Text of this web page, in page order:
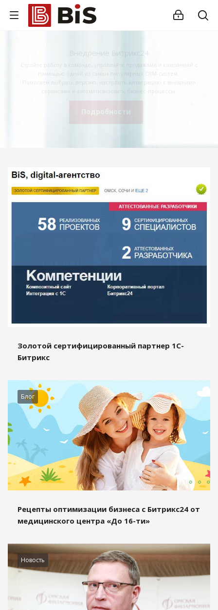
Внедрение Битрикс24
Помогаем выбрать версию, настроить интеграцию с внешними
Подробности
Золотой сертифицированный партнер 1С-
Битрикс
Блог
Рецепты оптимизации бизнеса с Битрикс24 от
медицинского центра «До 16-ти»
Новость